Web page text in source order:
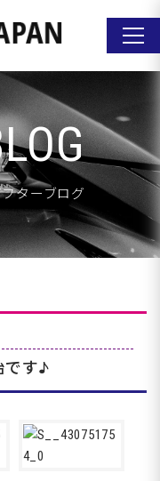
ターブログ
です♪